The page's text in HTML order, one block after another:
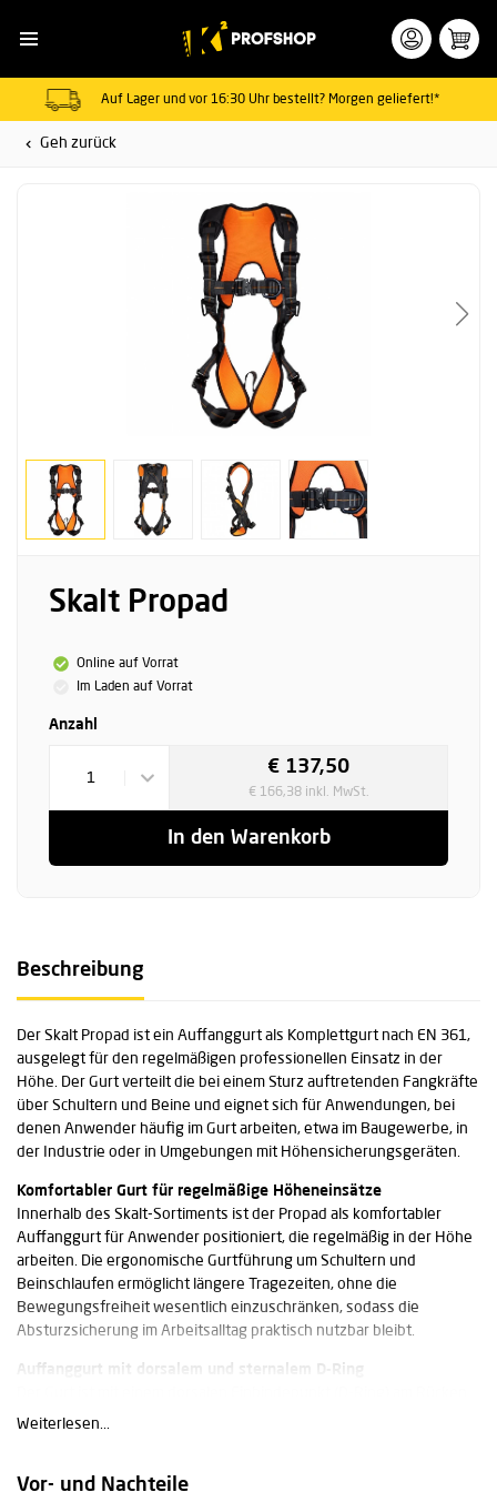
Auf Lager und vor 16:30 Uhr bestellt? Morgen geliefert!*
Geh zurück
Skalt Propad
Online auf Vorrat
Im Laden auf Vorrat
Anzahl
1
€ 137,50
€ 166,38 inkl. MwSt.
In den Warenkorb
Beschreibung
Der Skalt Propad ist ein Auffanggurt als Komplettgurt nach EN 361,
ausgelegt für den regelmäßigen professionellen Einsatz in der
Höhe. Der Gurt verteilt die bei einem Sturz auftretenden Fangkräfte
über Schultern und Beine und eignet sich für Anwendungen, bei
denen Anwender häufig im Gurt arbeiten, etwa im Baugewerbe, in
der Industrie oder in Umgebungen mit Höhensicherungsgeräten.
Komfortabler Gurt für regelmäßige Höheneinsätze
Innerhalb des Skalt-Sortiments ist der Propad als komfortabler
Auffanggurt für Anwender positioniert, die regelmäßig in der Höhe
arbeiten. Die ergonomische Gurtführung um Schultern und
Beinschlaufen ermöglicht längere Tragezeiten, ohne die
Bewegungsfreiheit wesentlich einzuschränken, sodass die
Absturzsicherung im Arbeitsalltag praktisch nutzbar bleibt.
Auffanggurt mit dorsalem und sternalem D-Ring
sowie einem sternalen D-Ring an der Brust ausgestattet. Je nach
angeschlagen werden, während der Brust-D-Ring für mitlaufende
Weiterlesen...
Vor- und Nachteile